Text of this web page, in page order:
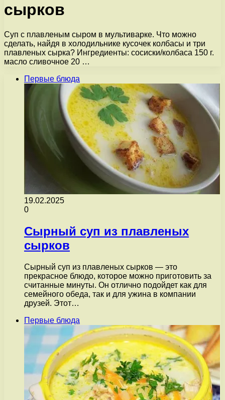
сырков
Суп с плавленым сыром в мультиварке. Что можно
сделать, найдя в холодильнике кусочек колбасы и три
плавленых сырка? Ингредиенты: сосиски/колбаса 150 г.
масло сливочное 20 …
Первые блюда
19.02.2025
0
Сырный суп из плавленых
сырков
Сырный суп из плавленых сырков — это
прекрасное блюдо, которое можно приготовить за
считанные минуты. Он отлично подойдет как для
семейного обеда, так и для ужина в компании
друзей. Этот…
Первые блюда